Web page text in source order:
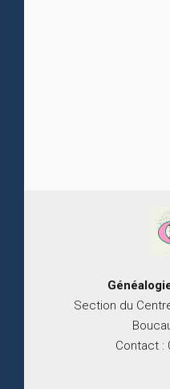
Section du
Contact :